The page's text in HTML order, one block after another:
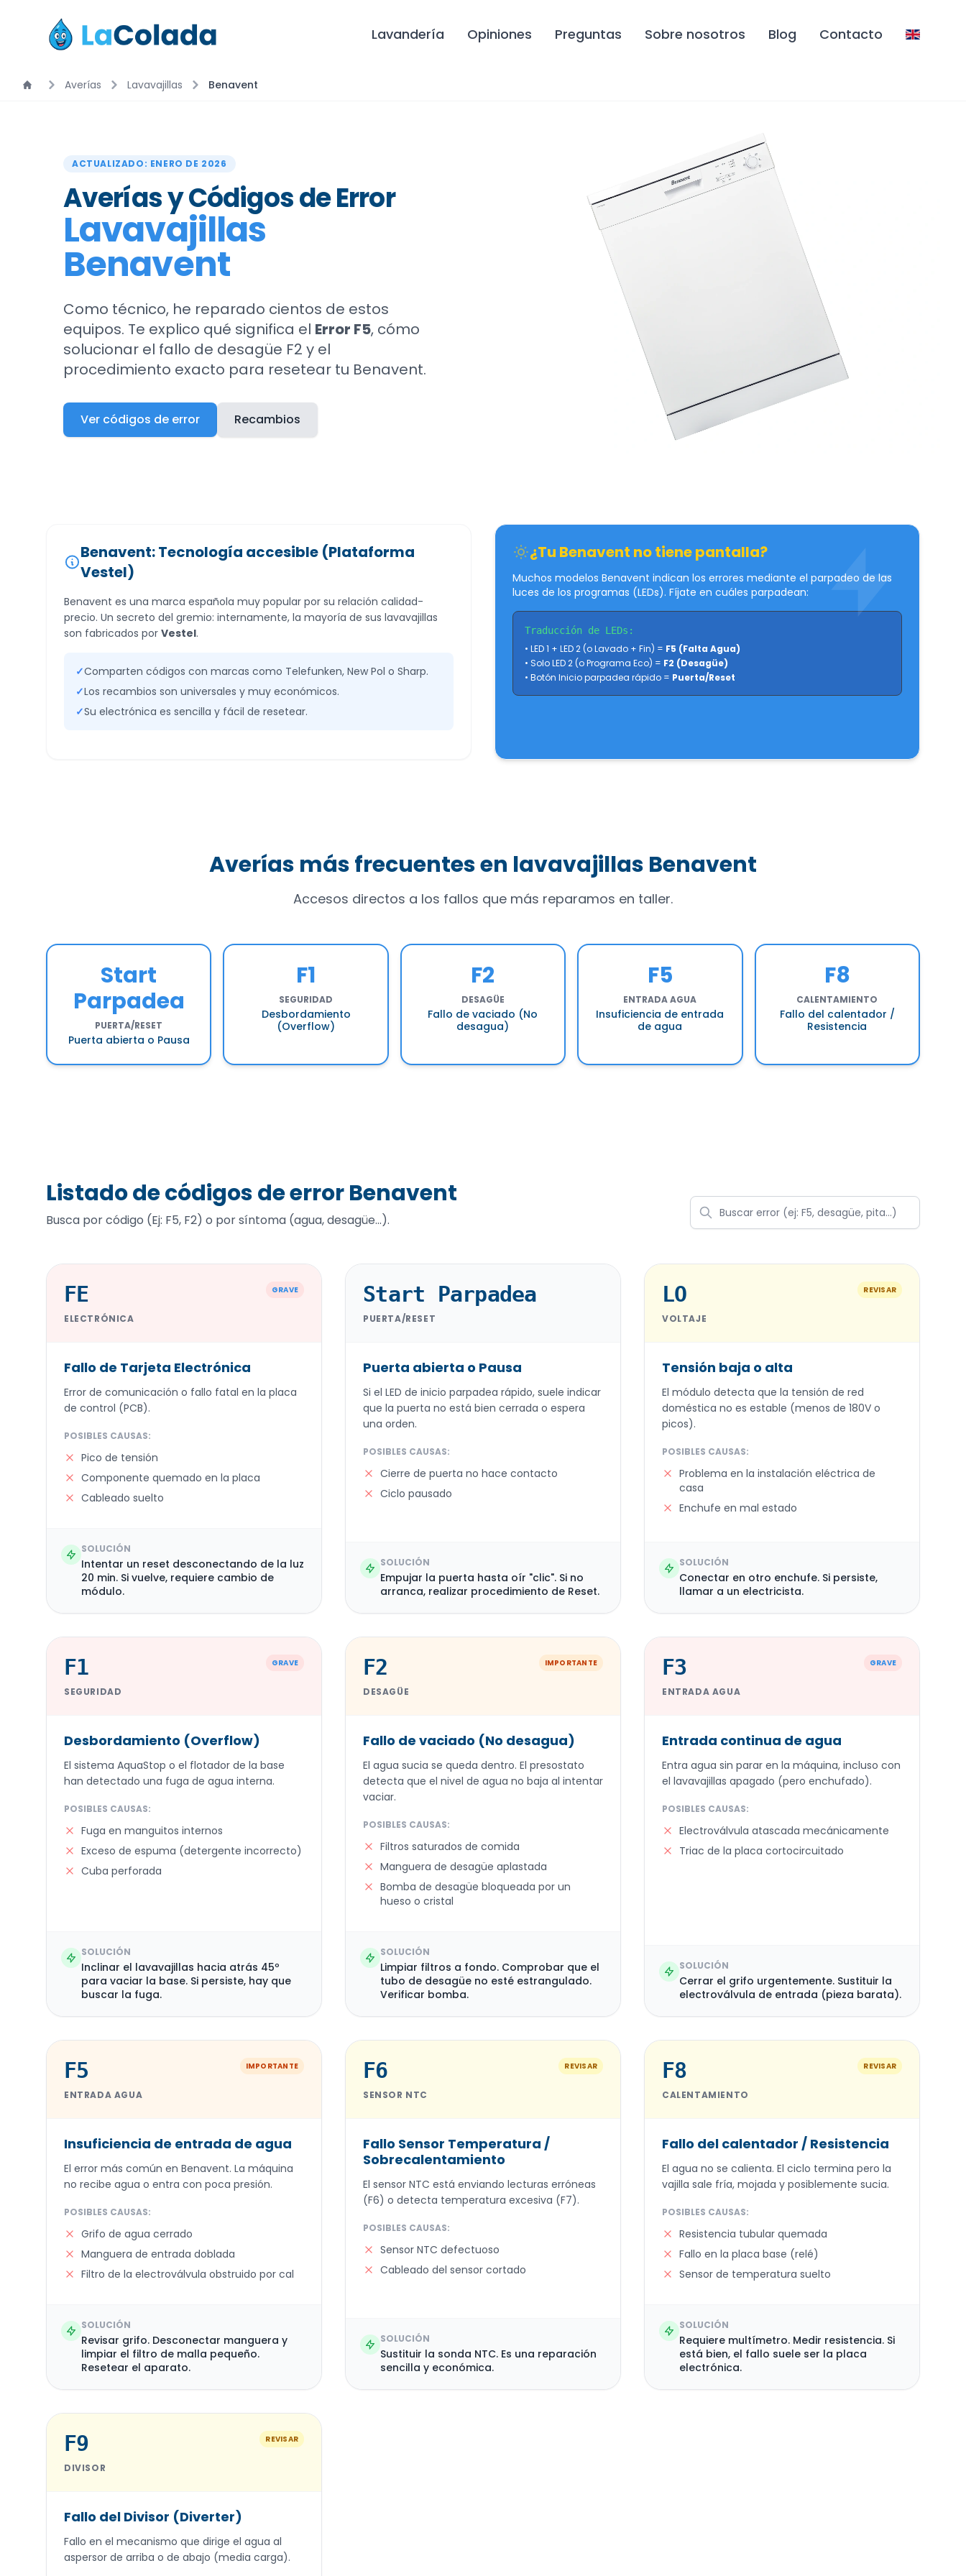
Lavandería Opiniones Preguntas Sobre nosotros Blog Contacto
Averías Lavavajillas Benavent
ACTUALIZADO: ENERO DE 2026
Averías y Códigos de Error
Lavavajillas
Benavent
Como técnico, he reparado cientos de estos
equipos. Te explico qué significa el Error F5, cómo
solucionar el fallo de desagüe F2 y el
procedimiento exacto para resetear tu Benavent.
Ver códigos de error Recambios
Benavent: Tecnología accesible (Plataforma
Vestel)
Benavent es una marca española muy popular por su relación calidad-
precio. Un secreto del gremio: internamente, la mayoría de sus lavavajillas
son fabricados por Vestel.
✓Comparten códigos con marcas como Telefunken, New Pol o Sharp.
✓Los recambios son universales y muy económicos.
✓Su electrónica es sencilla y fácil de resetear.
¿Tu Benavent no tiene pantalla?
Muchos modelos Benavent indican los errores mediante el parpadeo de las
luces de los programas (LEDs). Fíjate en cuáles parpadean:
Traducción de LEDs:
• LED 1 + LED 2 (o Lavado + Fin) = F5 (Falta Agua)
• Solo LED 2 (o Programa Eco) = F2 (Desagüe)
• Botón Inicio parpadea rápido = Puerta/Reset
Averías más frecuentes en lavavajillas Benavent
Accesos directos a los fallos que más reparamos en taller.
Start
Parpadea
PUERTA/RESET
Puerta abierta o Pausa
F1
SEGURIDAD
Desbordamiento
(Overflow)
F2
DESAGÜE
Fallo de vaciado (No
desagua)
F5
ENTRADA AGUA
Insuficiencia de entrada
de agua
F8
CALENTAMIENTO
Fallo del calentador /
Resistencia
Listado de códigos de error Benavent
Busca por código (Ej: F5, F2) o por síntoma (agua, desagüe...).
FE GRAVE
ELECTRÓNICA
Fallo de Tarjeta Electrónica
Error de comunicación o fallo fatal en la placa
de control (PCB).
POSIBLES CAUSAS:
Pico de tensión
Componente quemado en la placa
Cableado suelto
SOLUCIÓN
Intentar un reset desconectando de la luz
20 min. Si vuelve, requiere cambio de
módulo.
Start Parpadea
PUERTA/RESET
Puerta abierta o Pausa
Si el LED de inicio parpadea rápido, suele indicar
que la puerta no está bien cerrada o espera
una orden.
POSIBLES CAUSAS:
Cierre de puerta no hace contacto
Ciclo pausado
SOLUCIÓN
Empujar la puerta hasta oír "clic". Si no
arranca, realizar procedimiento de Reset.
LO REVISAR
VOLTAJE
Tensión baja o alta
El módulo detecta que la tensión de red
doméstica no es estable (menos de 180V o
picos).
POSIBLES CAUSAS:
Problema en la instalación eléctrica de
casa
Enchufe en mal estado
SOLUCIÓN
Conectar en otro enchufe. Si persiste,
llamar a un electricista.
F1 GRAVE
SEGURIDAD
Desbordamiento (Overflow)
El sistema AquaStop o el flotador de la base
han detectado una fuga de agua interna.
POSIBLES CAUSAS:
Fuga en manguitos internos
Exceso de espuma (detergente incorrecto)
Cuba perforada
SOLUCIÓN
Inclinar el lavavajillas hacia atrás 45º
para vaciar la base. Si persiste, hay que
buscar la fuga.
F2 IMPORTANTE
DESAGÜE
Fallo de vaciado (No desagua)
El agua sucia se queda dentro. El presostato
detecta que el nivel de agua no baja al intentar
vaciar.
POSIBLES CAUSAS:
Filtros saturados de comida
Manguera de desagüe aplastada
Bomba de desagüe bloqueada por un
hueso o cristal
SOLUCIÓN
Limpiar filtros a fondo. Comprobar que el
tubo de desagüe no esté estrangulado.
Verificar bomba.
F3 GRAVE
ENTRADA AGUA
Entrada continua de agua
Entra agua sin parar en la máquina, incluso con
el lavavajillas apagado (pero enchufado).
POSIBLES CAUSAS:
Electroválvula atascada mecánicamente
Triac de la placa cortocircuitado
SOLUCIÓN
Cerrar el grifo urgentemente. Sustituir la
electroválvula de entrada (pieza barata).
F5 IMPORTANTE
ENTRADA AGUA
Insuficiencia de entrada de agua
El error más común en Benavent. La máquina
no recibe agua o entra con poca presión.
POSIBLES CAUSAS:
Grifo de agua cerrado
Manguera de entrada doblada
Filtro de la electroválvula obstruido por cal
SOLUCIÓN
Revisar grifo. Desconectar manguera y
limpiar el filtro de malla pequeño.
Resetear el aparato.
F6 REVISAR
SENSOR NTC
Fallo Sensor Temperatura /
Sobrecalentamiento
El sensor NTC está enviando lecturas erróneas
(F6) o detecta temperatura excesiva (F7).
POSIBLES CAUSAS:
Sensor NTC defectuoso
Cableado del sensor cortado
SOLUCIÓN
Sustituir la sonda NTC. Es una reparación
sencilla y económica.
F8 REVISAR
CALENTAMIENTO
Fallo del calentador / Resistencia
El agua no se calienta. El ciclo termina pero la
vajilla sale fría, mojada y posiblemente sucia.
POSIBLES CAUSAS:
Resistencia tubular quemada
Fallo en la placa base (relé)
Sensor de temperatura suelto
SOLUCIÓN
Requiere multímetro. Medir resistencia. Si
está bien, el fallo suele ser la placa
electrónica.
F9 REVISAR
DIVISOR
Fallo del Divisor (Diverter)
Fallo en el mecanismo que dirige el agua al
aspersor de arriba o de abajo (media carga).